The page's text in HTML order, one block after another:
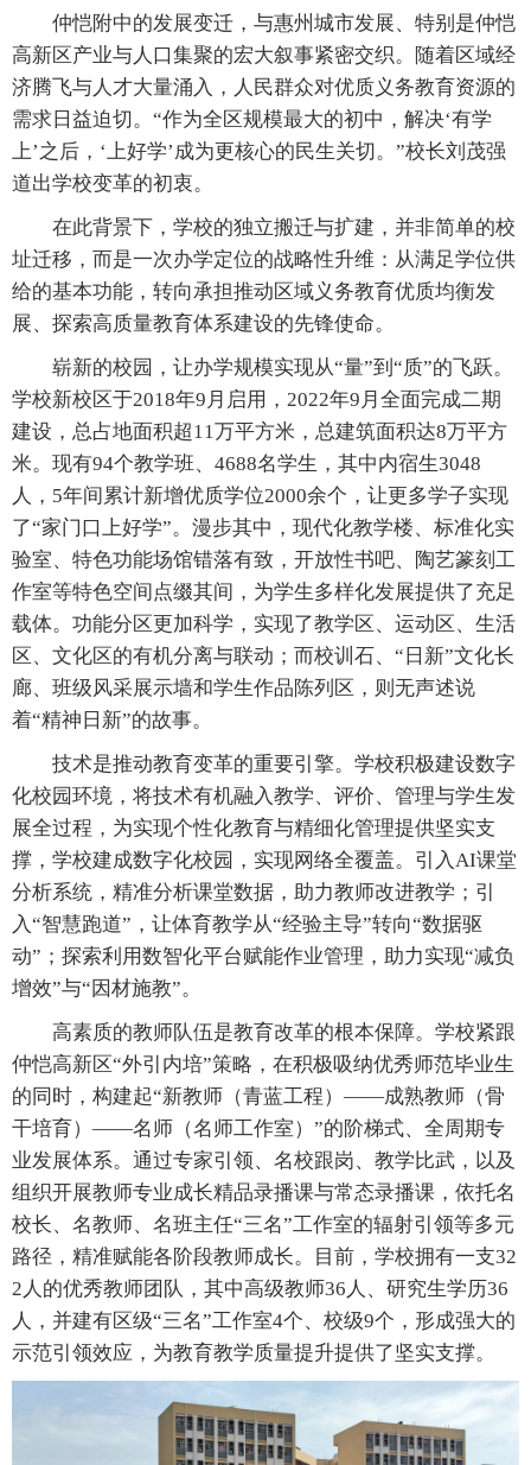
仲恺附中的发展变迁，与惠州城市发展、特别是仲恺
高新区产业与人口集聚的宏大叙事紧密交织。随着区域经
济腾飞与人才大量涌入，人民群众对优质义务教育资源的
需求日益迫切。“作为全区规模最大的初中，解决‘有学
上’之后，‘上好学’成为更核心的民生关切。”校长刘茂强
道出学校变革的初衷。
在此背景下，学校的独立搬迁与扩建，并非简单的校
址迁移，而是一次办学定位的战略性升维：从满足学位供
给的基本功能，转向承担推动区域义务教育优质均衡发
展、探索高质量教育体系建设的先锋使命。
崭新的校园，让办学规模实现从“量”到“质”的飞跃。
学校新校区于2018年9月启用，2022年9月全面完成二期
建设，总占地面积超11万平方米，总建筑面积达8万平方
米。现有94个教学班、4688名学生，其中内宿生3048
人，5年间累计新增优质学位2000余个，让更多学子实现
了“家门口上好学”。漫步其中，现代化教学楼、标准化实
验室、特色功能场馆错落有致，开放性书吧、陶艺篆刻工
作室等特色空间点缀其间，为学生多样化发展提供了充足
载体。功能分区更加科学，实现了教学区、运动区、生活
区、文化区的有机分离与联动；而校训石、“日新”文化长
廊、班级风采展示墙和学生作品陈列区，则无声述说
着“精神日新”的故事。
技术是推动教育变革的重要引擎。学校积极建设数字
化校园环境，将技术有机融入教学、评价、管理与学生发
展全过程，为实现个性化教育与精细化管理提供坚实支
撑，学校建成数字化校园，实现网络全覆盖。引入AI课堂
分析系统，精准分析课堂数据，助力教师改进教学；引
入“智慧跑道”，让体育教学从“经验主导”转向“数据驱
动”；探索利用数智化平台赋能作业管理，助力实现“减负
增效”与“因材施教”。
高素质的教师队伍是教育改革的根本保障。学校紧跟
仲恺高新区“外引内培”策略，在积极吸纳优秀师范毕业生
的同时，构建起“新教师（青蓝工程）——成熟教师（骨
干培育）——名师（名师工作室）”的阶梯式、全周期专
业发展体系。通过专家引领、名校跟岗、教学比武，以及
组织开展教师专业成长精品录播课与常态录播课，依托名
校长、名教师、名班主任“三名”工作室的辐射引领等多元
路径，精准赋能各阶段教师成长。目前，学校拥有一支32
2人的优秀教师团队，其中高级教师36人、研究生学历36
人，并建有区级“三名”工作室4个、校级9个，形成强大的
示范引领效应，为教育教学质量提升提供了坚实支撑。